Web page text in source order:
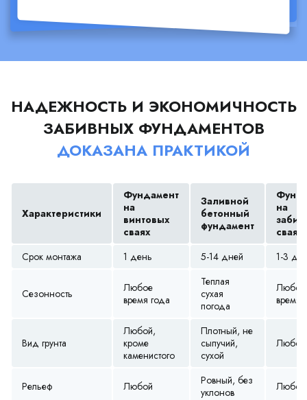
НАДЕЖНОСТЬ И ЭКОНОМИЧНОСТЬ
ЗАБИВНЫХ ФУНДАМЕНТОВ
ДОКАЗАНА ПРАКТИКОЙ
Характеристики
Фундамент
на
винтовых
сваях
Заливной
бетонный
фундамент
на
сваях
Срок монтажа
1 день 5-14 дней 1-3
Сезонность
Любое
время года
Теплая
сухая
погода
Любое
время
Вид грунта
Любой,
кроме
каменистого
Плотный, не
сыпучий,
сухой
Любой
Рельеф Любой
Ровный, без
уклонов
Любой